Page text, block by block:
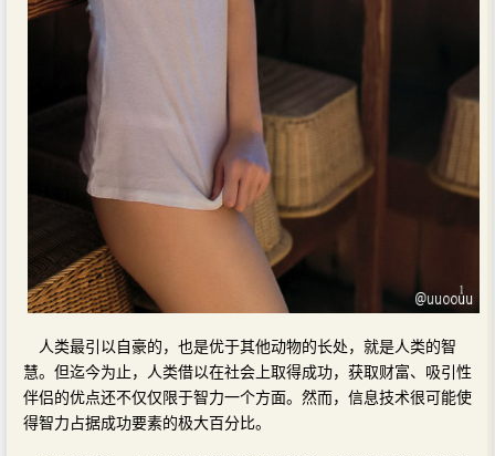
人类最引以自豪的，也是优于其他动物的长处，就是人类的智
慧。但迄今为止，人类借以在社会上取得成功，获取财富、吸引性
伴侣的优点还不仅仅限于智力一个方面。然而，信息技术很可能使
得智力占据成功要素的极大百分比。